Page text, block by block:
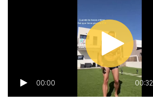
00:00 00:32